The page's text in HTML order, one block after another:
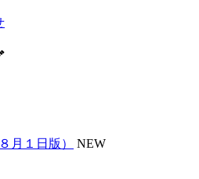
月１日版）
NEW